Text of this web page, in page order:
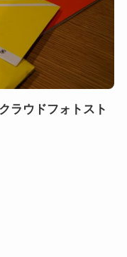
ラウドフォトスト